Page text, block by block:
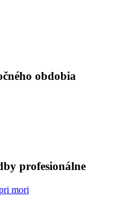
obdobia
profesionálne
mori